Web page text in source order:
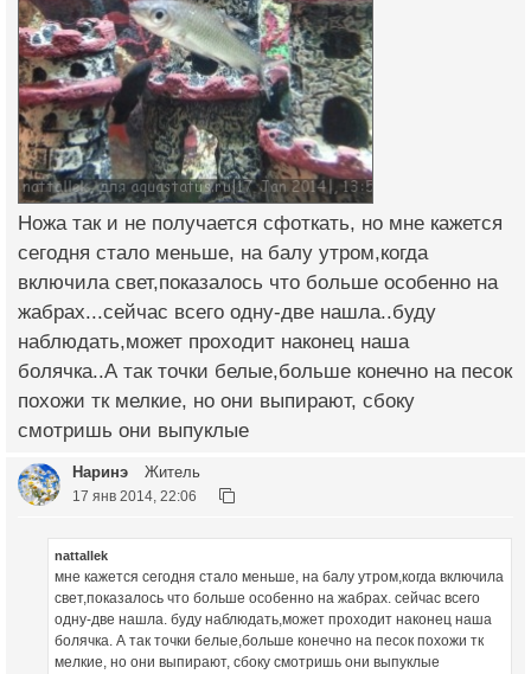
Ножа так и не получается сфоткать, но мне кажется
сегодня стало меньше, на балу утром,когда
включила свет,показалось что больше особенно на
жабрах...сейчас всего одну-две нашла..буду
наблюдать,может проходит наконец наша
болячка..А так точки белые,больше конечно на песок
похожи тк мелкие, но они выпирают, сбоку
смотришь они выпуклые
Наринэ Житель
17 янв 2014, 22:06
nattallek
мне кажется сегодня стало меньше, на балу утром,когда включила
свет,показалось что больше особенно на жабрах. сейчас всего
одну-две нашла. буду наблюдать,может проходит наконец наша
болячка. А так точки белые,больше конечно на песок похожи тк
мелкие, но они выпирают, сбоку смотришь они выпуклые